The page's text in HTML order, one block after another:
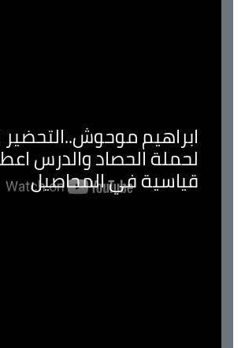
ابراهيم موحوش..التحضير
لحملة الحصاد والدرس
قياسية في المحاصيل